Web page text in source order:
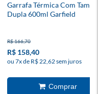
Garrafa Térmica Com Tampa
Dupla 600ml Garfield
R$ 166,70
R$ 158,40
ou 7x de R$ 22,62 sem juros